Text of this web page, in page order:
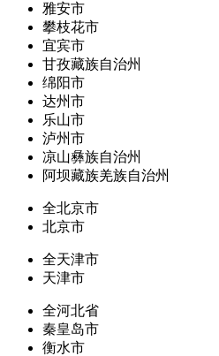
雅安市
攀枝花市
宜宾市
甘孜藏族自治州
绵阳市
达州市
乐山市
泸州市
凉山彝族自治州
阿坝藏族羌族自治州
全北京市
北京市
全天津市
天津市
全河北省
秦皇岛市
衡水市